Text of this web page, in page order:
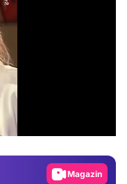
Video